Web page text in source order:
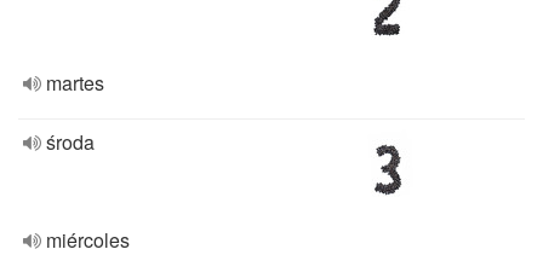
martes
środa
miércoles